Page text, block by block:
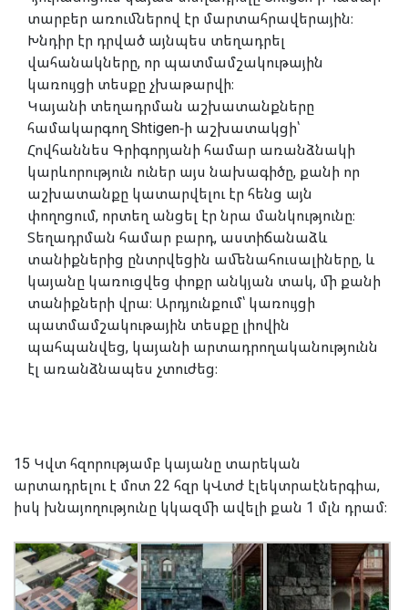
տարբեր առումներով էր մարտահրավերային։
Խնդիր էր դրված այնպես տեղադրել
վահանակները, որ պատմամշակութային
կառույցի տեսքը չխաթարվի։
Կայանի տեղադրման աշխատանքները
համակարգող Shtigen-ի աշխատակցի՝
Հովհաննես Գրիգորյանի համար առանձնակի
կարևորություն ուներ այս նախագիծը, քանի որ
աշխատանքը կատարվելու էր հենց այն
փողոցում, որտեղ անցել էր նրա մանկությունը։
Տեղադրման համար բարդ, աստիճանաձև
տանիքներից ընտրվեցին ամենահուսալիները, և
կայանը կառուցվեց փոքր անկյան տակ, մի քանի
տանիքների վրա։ Արդյունքում՝ կառույցի
պատմամշակութային տեսքը լիովին
պահպանվեց, կայանի արտադրողականությունն
էլ առանձնապես չտուժեց։
15 Կվտ հզորությամբ կայանը տարեկան
արտադրելու է մոտ 22 հզր կՎտժ էլեկտրաէներգիա,
իսկ խնայողությունը կկազմի ավելի քան 1 մլն դրամ։